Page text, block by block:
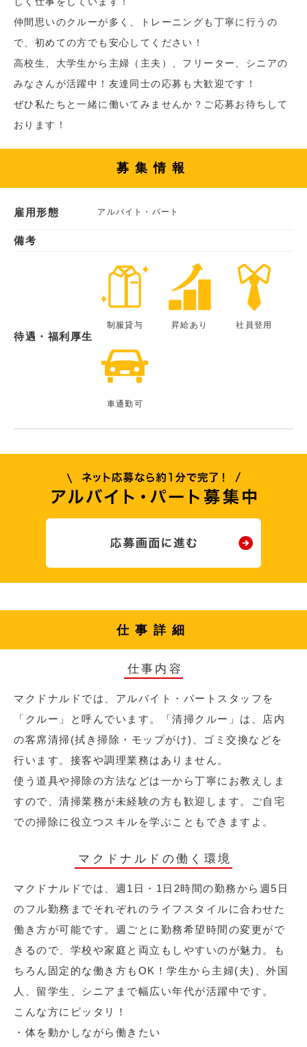
仲間思いのクルーが多く、トレーニングも丁寧に行うの
で、初めての方でも安心してください！
高校生、大学生から主婦（主夫）、フリーター、シニアの
みなさんが活躍中！友達同士の応募も大歓迎です！
ぜひ私たちと一緒に働いてみませんか？ご応募お待ちして
おります！
募集情報
雇用形態 アルバイト・パート
備考
待遇・福利厚生
制服貸与 昇給あり 社員登用
車通勤可
仕事詳細
仕事内容
マクドナルドでは、アルバイト・パートスタッフを
「クルー」と呼んでいます。「清掃クルー」は、店内
の客席清掃(拭き掃除・モップがけ)、ゴミ交換などを
行います。接客や調理業務はありません。
使う道具や掃除の方法などは一から丁寧にお教えしま
すので、清掃業務が未経験の方も歓迎します。ご自宅
での掃除に役立つスキルを学ぶこともできますよ。
マクドナルドの働く環境
マクドナルドでは、週1日・1日2時間の勤務から週5日
のフル勤務までそれぞれのライフスタイルに合わせた
働き方が可能です。週ごとに勤務希望時間の変更がで
きるので、学校や家庭と両立もしやすいのが魅力。も
ちろん固定的な働き方もOK！学生から主婦(夫)、外国
人、留学生、シニアまで幅広い年代が活躍中です。
こんな方にピッタリ！
・体を動かしながら働きたい